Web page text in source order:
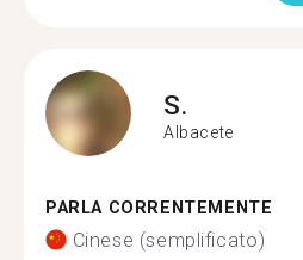
S.
Albacete
PARLA CORRENTEMENTE
Cinese (semplificato)